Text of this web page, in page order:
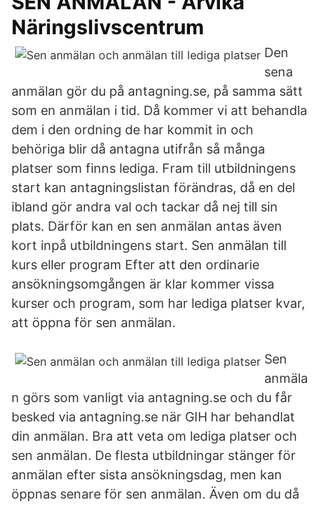
Näringslivscentrum
Den
sena
anmälan gör du på antagning.se, på samma sätt
som en anmälan i tid. Då kommer vi att behandla
dem i den ordning de har kommit in och
behöriga blir då antagna utifrån så många
platser som finns lediga. Fram till utbildningens
start kan antagningslistan förändras, då en del
ibland gör andra val och tackar då nej till sin
plats. Därför kan en sen anmälan antas även
kort inpå utbildningens start. Sen anmälan till
kurs eller program Efter att den ordinarie
ansökningsomgången är klar kommer vissa
kurser och program, som har lediga platser kvar,
att öppna för sen anmälan.
Sen
anmäla
n görs som vanligt via antagning.se och du får
besked via antagning.se när GIH har behandlat
din anmälan. Bra att veta om lediga platser och
sen anmälan. De flesta utbildningar stänger för
anmälan efter sista ansökningsdag, men kan
öppnas senare för sen anmälan. Även om du då